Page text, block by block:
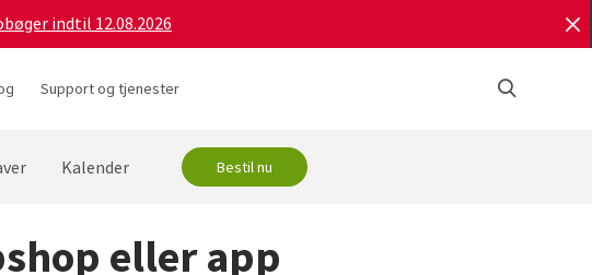
indtil 12.08.2026
Support og tjenester
Kalender Bestil nu
eller app